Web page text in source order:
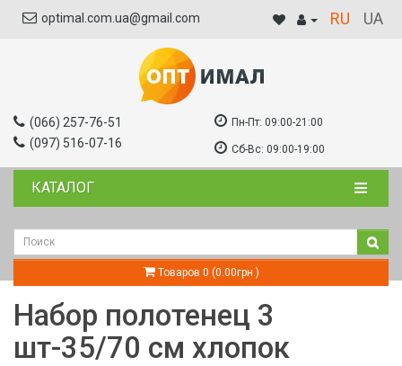
optimal.com.ua@gmail.com RU UA
(066) 257-76-51
(097) 516-07-16
Пн-Пт: 09:00-21:00
Сб-Вс: 09:00-19:00
КАТАЛОГ
Товаров 0 (0.00грн.)
Набор полотенец 3
шт-35/70 см хлопок